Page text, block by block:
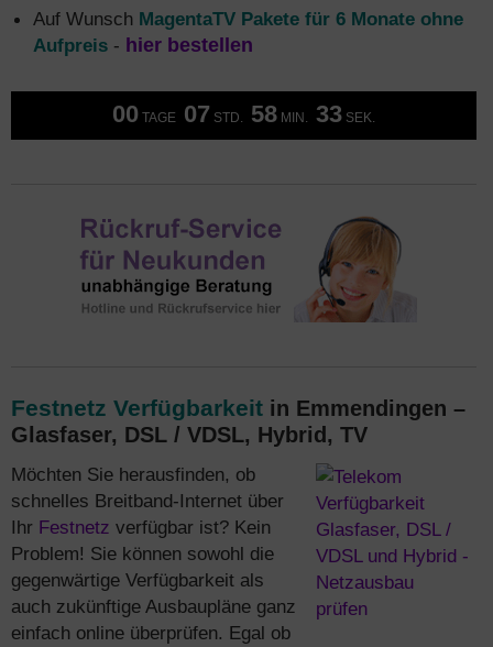
Auf Wunsch MagentaTV Pakete für 6 Monate ohne
Aufpreis - hier bestellen
00 TAGE 07 STD. 58 MIN. 33 SEK.
Festnetz Verfügbarkeit in Emmendingen –
Glasfaser, DSL / VDSL, Hybrid, TV
Möchten Sie herausfinden, ob
schnelles Breitband-Internet über
Ihr Festnetz verfügbar ist? Kein
Problem! Sie können sowohl die
gegenwärtige Verfügbarkeit als
auch zukünftige Ausbaupläne ganz
einfach online überprüfen. Egal ob